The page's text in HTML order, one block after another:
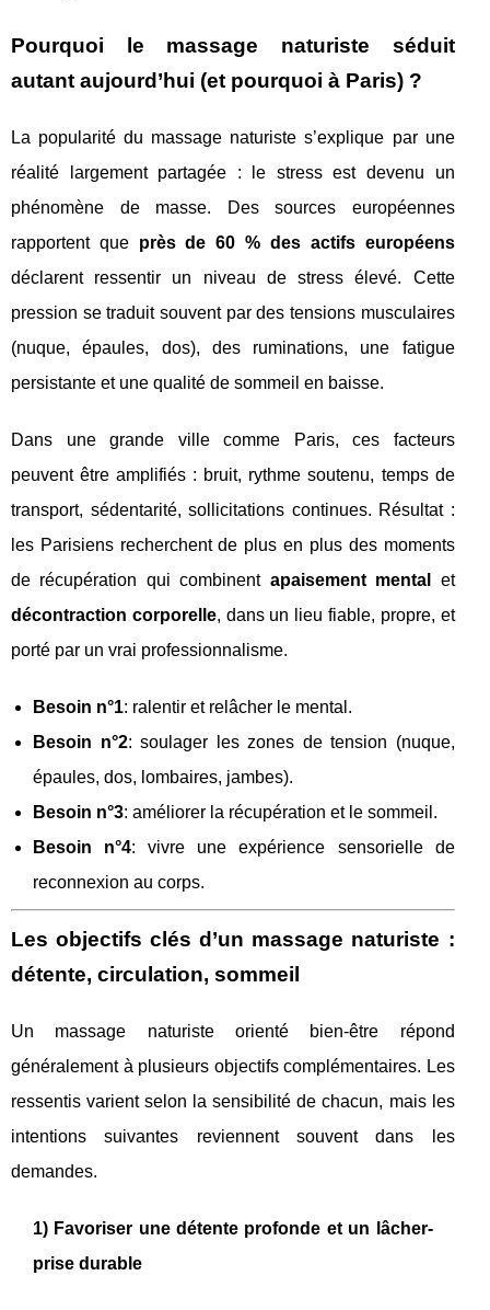
Pourquoi le massage naturiste séduit
autant aujourd’hui (et pourquoi à Paris) ?
La popularité du massage naturiste s’explique par une
réalité largement partagée : le stress est devenu un
phénomène de masse. Des sources européennes
rapportent que près de 60 % des actifs européens
déclarent ressentir un niveau de stress élevé. Cette
pression se traduit souvent par des tensions musculaires
(nuque, épaules, dos), des ruminations, une fatigue
persistante et une qualité de sommeil en baisse.
Dans une grande ville comme Paris, ces facteurs
peuvent être amplifiés : bruit, rythme soutenu, temps de
transport, sédentarité, sollicitations continues. Résultat :
les Parisiens recherchent de plus en plus des moments
de récupération qui combinent apaisement mental
et
décontraction corporelle, dans un lieu fiable, propre, et
porté par un vrai professionnalisme.
Besoin n°1: ralentir et relâcher le mental.
Besoin n°2: soulager les zones de tension (nuque,
épaules, dos, lombaires, jambes).
Besoin n°3: améliorer la récupération et le sommeil.
Besoin n°4: vivre une expérience sensorielle de
reconnexion au corps.
Les objectifs clés d’un massage naturiste :
détente, circulation, sommeil
Un massage naturiste orienté bien-être répond
généralement à plusieurs objectifs complémentaires. Les
ressentis varient selon la sensibilité de chacun, mais les
intentions suivantes reviennent souvent dans les
demandes.
1) Favoriser une détente profonde et un lâcher-
prise durable